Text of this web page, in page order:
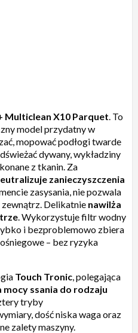
Multiclean X10 Parquet. To
model przydatny w
mopować podłogi twarde
dywany, wykładziny
z tkanin. Za
zanieczyszczenia
zasysania, nie pozwala
zewnątrz. Delikatnie nawilża
. Wykorzystuje filtr wodny
i bezproblemowo zbiera
– bez ryzyka
Touch Tronic, polegająca
ssania do rodzaju
tryby
dość niska waga oraz
zalety maszyny.